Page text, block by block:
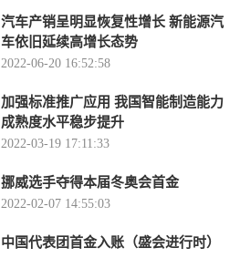
汽车产销呈明显恢复性增长 新能源汽
车依旧延续高增长态势
2022-06-20 16:52:58
加强标准推广应用 我国智能制造能力
成熟度水平稳步提升
2022-03-19 17:11:33
挪威选手夺得本届冬奥会首金
2022-02-07 14:55:03
中国代表团首金入账（盛会进行时）